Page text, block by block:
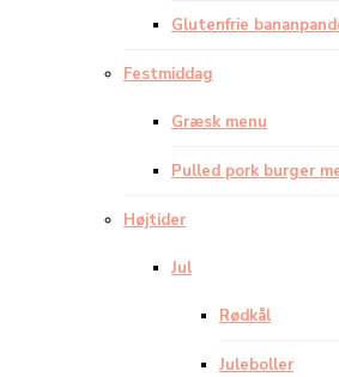
Glutenfrie
Festmiddag
Græsk menu
Pulled pork burger
Højtider
Jul
Rødkål
Juleboller